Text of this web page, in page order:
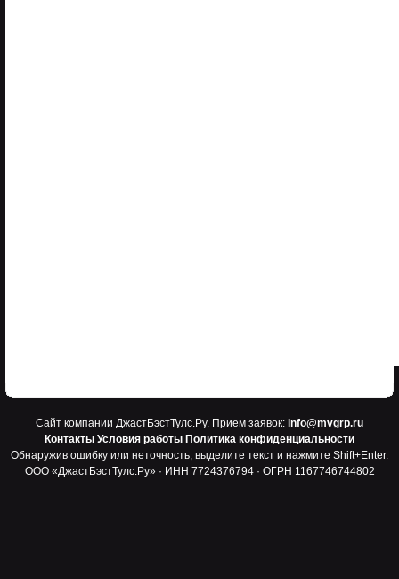
Cайт компании ДжастБэстТулс.Ру. Прием заявок: info@mvgrp.ru
Контакты Условия работы Политика конфиденциальности
Обнаружив ошибку или неточность, выделите текст и нажмите Shift+Enter.
ООО «ДжастБэстТулс.Ру» · ИНН 7724376794 · ОГРН 1167746744802